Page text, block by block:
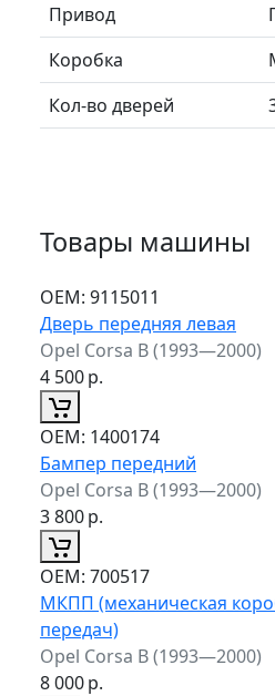
Привод
Коробка
Кол-во дверей
Товары машины
ОЕМ: 9115011
Дверь передняя левая
Opel Corsa B (1993—2000)
4 500р.
ОЕМ: 1400174
Бампер передний
Opel Corsa B (1993—2000)
3 800р.
ОЕМ: 700517
МКПП (механическая
передач)
Opel Corsa B (1993—2000)
8 000р.